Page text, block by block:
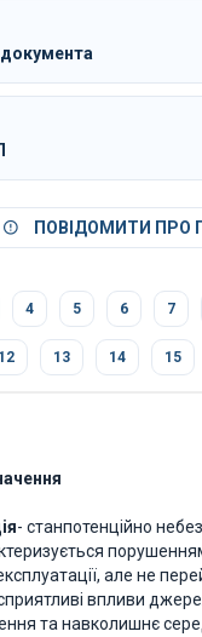
ПОВІДОМИТИ ПРО
4 5 6 7
12 13 14 15
- станпотенційно
але не
впливи
та навколишнє